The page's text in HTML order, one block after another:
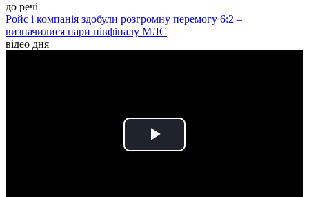
до речі
Ройс і компанія здобули розгромну перемогу 6:2 –
визначилися пари півфіналу МЛС
відео дня
Play